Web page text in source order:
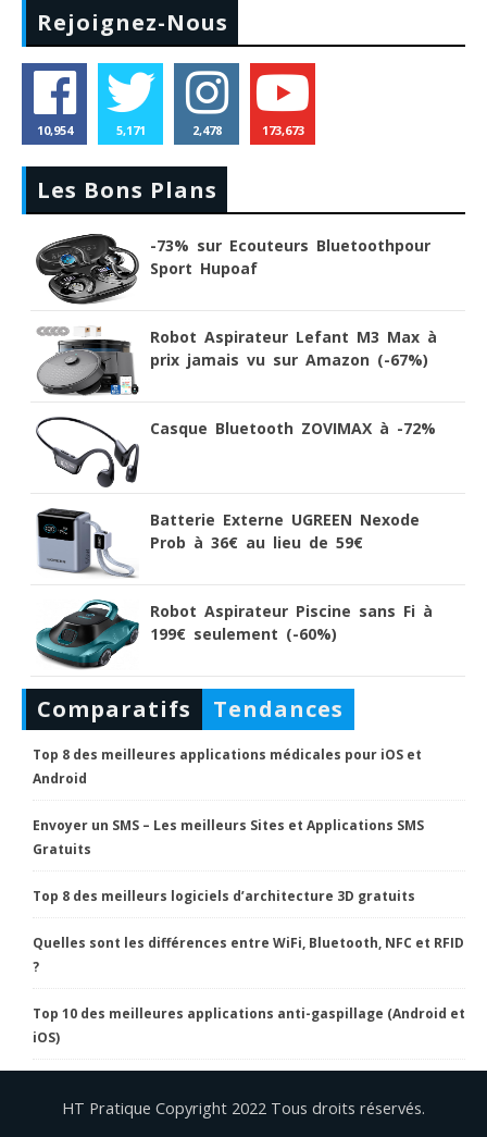
Rejoignez-Nous
10,954 5,171 2,478 173,673
Les Bons Plans
-73% sur Ecouteurs Bluetoothpour
Sport Hupoaf
Robot Aspirateur Lefant M3 Max à
prix jamais vu sur Amazon (-67%)
Casque Bluetooth ZOVIMAX à -72%
Batterie Externe UGREEN Nexode
Prob à 36€ au lieu de 59€
Robot Aspirateur Piscine sans Fi à
199€ seulement (-60%)
Comparatifs Tendances
Top 8 des meilleures applications médicales pour iOS et
Android
Envoyer un SMS – Les meilleurs Sites et Applications SMS
Gratuits
Top 8 des meilleurs logiciels d’architecture 3D gratuits
Quelles sont les différences entre WiFi, Bluetooth, NFC et RFID
?
Top 10 des meilleures applications anti-gaspillage (Android et
iOS)
HT Pratique Copyright 2022 Tous droits réservés.